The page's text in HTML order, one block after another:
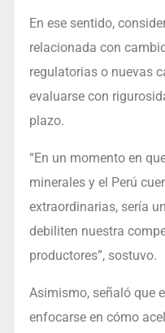
En ese sentido,
relacionada con
regulatorias o nuevas
evaluarse con
plazo.
“En un momento en
minerales y el Perú
extraordinarias, sería
debiliten nuestra
productores”, sostuvo.
Asimismo, señaló que
enfocarse en cómo